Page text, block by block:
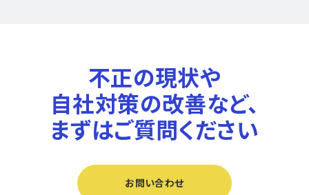
不正の現状や
自社対策の改善など、
まずはご質問ください
お問い合わせ